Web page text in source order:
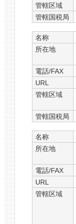
管轄区域
管轄国税局
名称
所在地
電話/FAX
URL
管轄区域
管轄国税局
名称
所在地
電話/FAX
URL
管轄区域